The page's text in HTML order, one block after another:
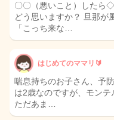
〇〇（悪いこと）したら
どう思いますか？ 旦那が
「こっち来な…
はじめてのママリ🔰
喘息持ちのお子さん、予
は2歳なのですが、モンテ
ただあま…